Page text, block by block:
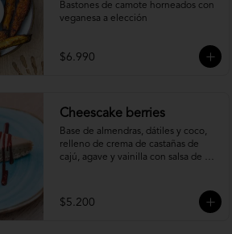
Bastones de camote horneados con
veganesa a elección
$6.990
Cheescake berries
Base de almendras, dátiles y coco,
relleno de crema de castañas de
cajú, agave y vainilla con salsa de
$5.200